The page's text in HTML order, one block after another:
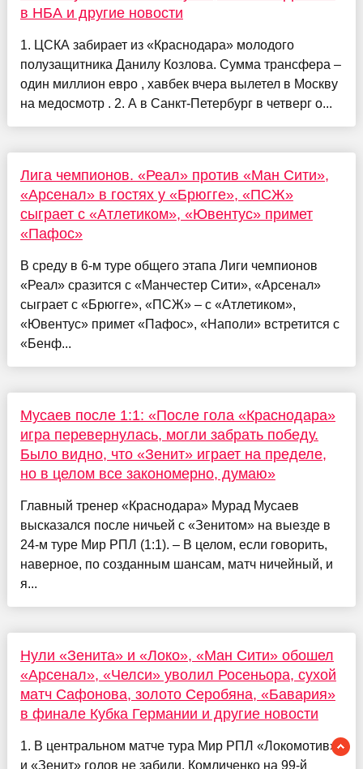
в НБА и другие новости
1. ЦСКА забирает из «Краснодара» молодого
полузащитника Данилу Козлова. Сумма трансфера –
один миллион евро , хавбек вчера вылетел в Москву
на медосмотр . 2. А в Санкт-Петербург в четверг о...
Лига чемпионов. «Реал» против «Ман Сити»,
«Арсенал» в гостях у «Брюгге», «ПСЖ»
сыграет с «Атлетиком», «Ювентус» примет
«Пафос»
В среду в 6-м туре общего этапа Лиги чемпионов
«Реал» сразится с «Манчестер Сити», «Арсенал»
сыграет с «Брюгге», «ПСЖ» – с «Атлетиком»,
«Ювентус» примет «Пафос», «Наполи» встретится с
«Бенф...
Мусаев после 1:1: «После гола «Краснодара»
игра перевернулась, могли забрать победу.
Было видно, что «Зенит» играет на пределе,
но в целом все закономерно, думаю»
Главный тренер «Краснодара» Мурад Мусаев
высказался после ничьей с «Зенитом» на выезде в
24-м туре Мир РПЛ (1:1). – В целом, если говорить,
наверное, по созданным шансам, матч ничейный, и
я...
Нули «Зенита» и «Локо», «Ман Сити» обошел
«Арсенал», «Челси» уволил Росеньора, сухой
матч Сафонова, золото Серобяна, «Бавария»
в финале Кубка Германии и другие новости
1. В центральном матче тура Мир РПЛ «Локомотив»
и «Зенит» голов не забили. Комличенко на 99-й